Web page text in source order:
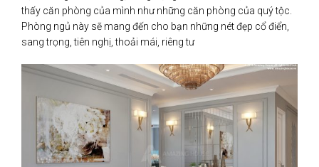
thấy căn phòng của mình như những căn phòng của quý tộc.
Phòng ngủ này sẽ mang đến cho bạn những nét đẹp cổ điển,
sang trọng, tiên nghị, thoải mái, riêng tư